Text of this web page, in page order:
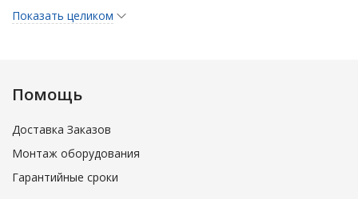
В установках Lossnay установлен запатентованный
увлажняется теплым воздухом, который удаляется из
комнаты. Летом, наоборот, подаваемый воздух частично
потребление энергии, но и улучшает самочувствие.
вентилятора, поэтому она нуждается лишь в несложном
Показать целиком
Помощь
Доставка Заказов
Монтаж оборудования
Гарантийные сроки